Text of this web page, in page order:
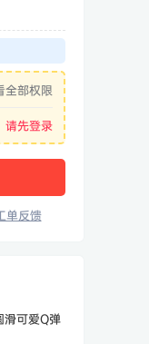
全部权限
请先登录
单反馈
滑可爱Q弹